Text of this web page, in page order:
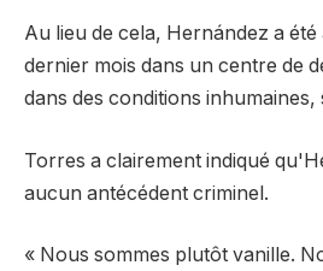
Au lieu de cela, Hernández a été
dernier mois dans un centre de
dans des conditions inhumaines,
Torres a clairement indiqué
aucun antécédent criminel.
« Nous sommes plutôt vanille.